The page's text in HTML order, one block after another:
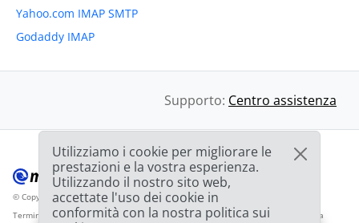
Yahoo.com IMAP SMTP
Godaddy IMAP
Supporto: Centro assistenza
© Copyright 2012-2026 Mailbird™Tutti i diritti riservati.
Termini di servizio Informativa sulla privacy Mappa del sito Logo del fornitore da
Utilizziamo i cookie per migliorare le
prestazioni e la vostra esperienza.
Utilizzando il nostro sito web,
accettate l'uso dei cookie in
conformità con la nostra politica sui